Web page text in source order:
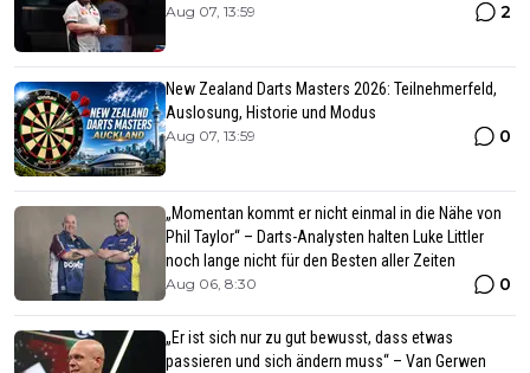
Aug 07, 13:59 2
New Zealand Darts Masters 2026: Teilnehmerfeld,
Auslosung, Historie und Modus
Aug 07, 13:59 0
„Momentan kommt er nicht einmal in die Nähe von
Phil Taylor“ – Darts-Analysten halten Luke Littler
noch lange nicht für den Besten aller Zeiten
Aug 06, 8:30 0
„Er ist sich nur zu gut bewusst, dass etwas
passieren und sich ändern muss“ – Van Gerwen